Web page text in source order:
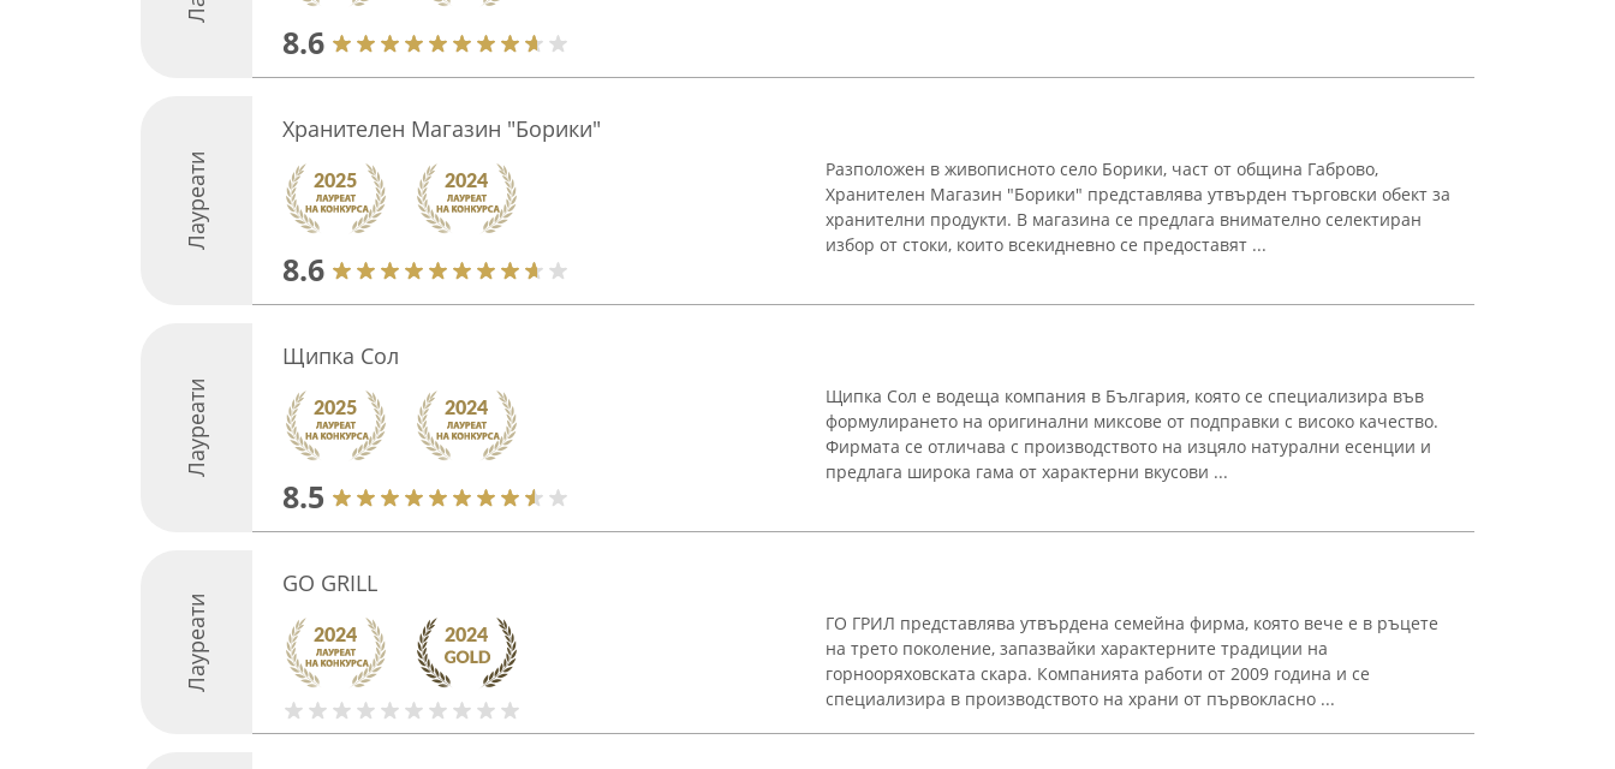
8.6
Лауреати
Хранителен Магазин "Борики"
8.6
Разположен в живописното село Борики, част от община Габрово,
Хранителен Магазин "Борики" представлява утвърден търговски обект за
хранителни продукти. В магазина се предлага внимателно селектиран
избор от стоки, които всекидневно се предоставят ...
Лауреати
Щипка Сол
8.5
Щипка Сол е водеща компания в България, която се специализира във
формулирането на оригинални миксове от подправки с високо качество.
Фирмата се отличава с производството на изцяло натурални есенции и
предлага широка гама от характерни вкусови ...
Лауреати
GO GRILL
ГО ГРИЛ представлява утвърдена семейна фирма, която вече е в ръцете
на трето поколение, запазвайки характерните традиции на
горнооряховската скара. Компанията работи от 2009 година и се
специализира в производството на храни от първокласно ...